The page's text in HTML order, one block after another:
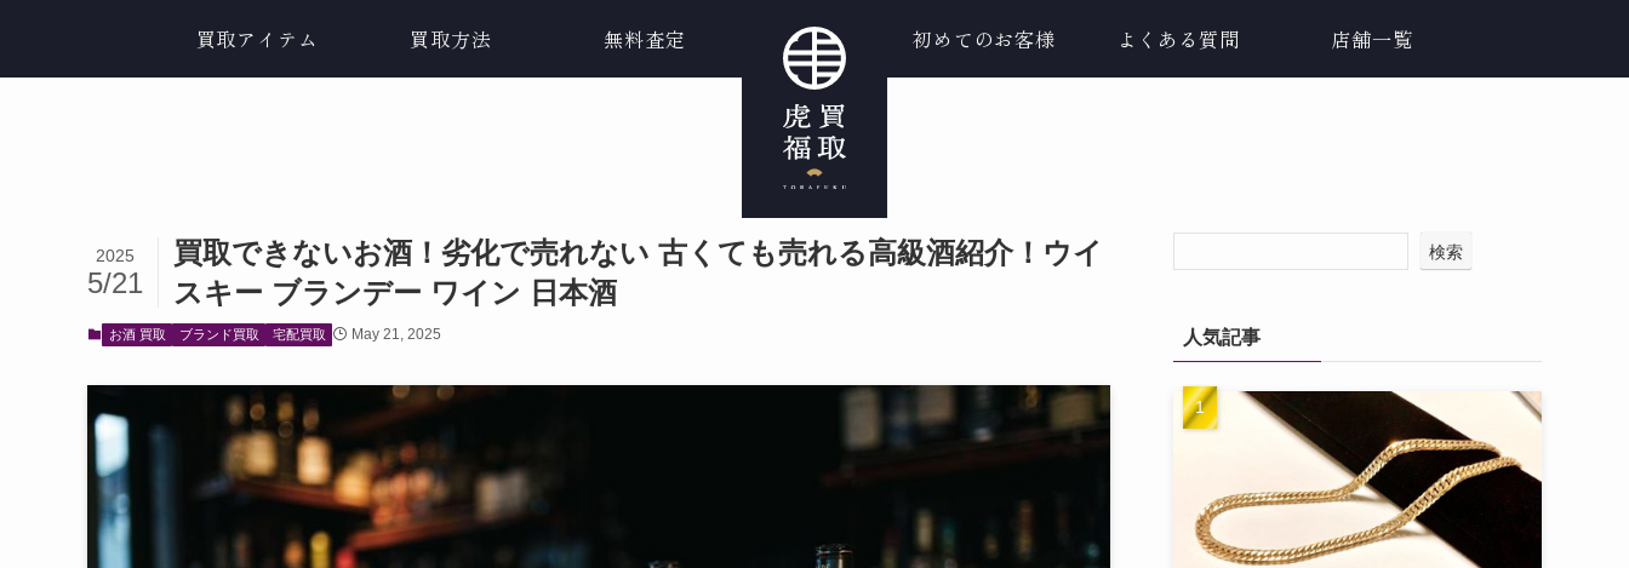
買取アイテム 買取方法 無料査定 初めてのお客様 よくある質問 店舗一覧
買取できないお酒！劣化で売れない 古くても売れる高級酒紹介！ウイ
スキー ブランデー ワイン 日本酒
2025
5/21
お酒 買取 ブランド買取 宅配買取 May 21, 2025
検索
人気記事